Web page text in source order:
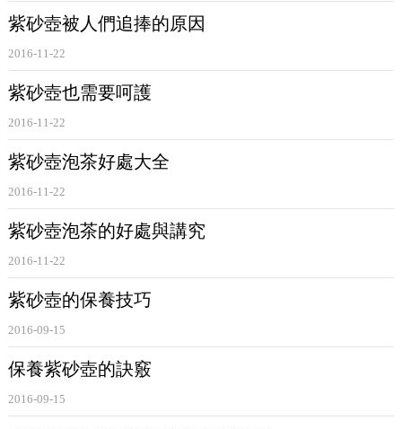
紫砂壺被人們追捧的原因
2016-11-22
紫砂壺也需要呵護
2016-11-22
紫砂壺泡茶好處大全
2016-11-22
紫砂壺泡茶的好處與講究
2016-11-22
紫砂壺的保養技巧
2016-09-15
保養紫砂壺的訣竅
2016-09-15